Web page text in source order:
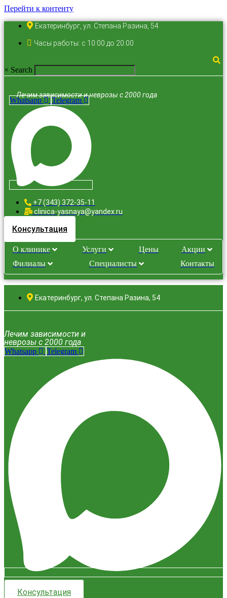
Перейти к контенту
Екатеринбург, ул. Степана Разина, 54
Часы работы: с 10:00 до 20:00
× Search
Лечим зависимости и неврозы с 2000 года
Whatsapp Telegram
+7 (343) 372-35-11
clinica-yasnaya@yandex.ru
Консультация
О клинике Услуги Цены
Акции
Филиалы
Специалисты Контакты
Екатеринбург, ул. Степана Разина, 54
Лечим зависимости и
неврозы с 2000 года
Whatsapp Telegram
Консультация